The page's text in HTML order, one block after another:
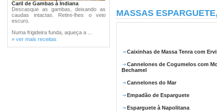
Caril de Gambas à Indiana
Descasque as gambas, deixando as
caudas intactas. Retire-lhes o veio
escuro.
Numa frigideira funda, aqueça a ...
» ver mais receitas
MASSAS
Caixinhas de Massa Tenra com
Cannelones de Cogumelos com
Bechamel
Cannelones do Mar
Empadão de Esparguete
Esparguete à Napolitana